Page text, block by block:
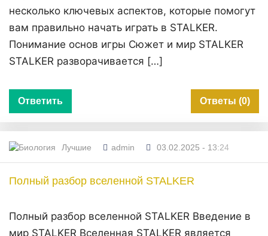
несколько ключевых аспектов, которые помогут
вам правильно начать играть в STALKER.
Понимание основ игры Сюжет и мир STALKER
STALKER разворачивается […]
Ответить Ответы (0)
Лучшие admin 03.02.2025 - 13:24
Полный разбор вселенной STALKER
Полный разбор вселенной STALKER Введение в
мир STALKER Вселенная STALKER является